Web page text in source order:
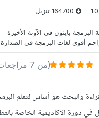
والبحث هو أساس لتعلم
دورة الأكاديمية الخاصة